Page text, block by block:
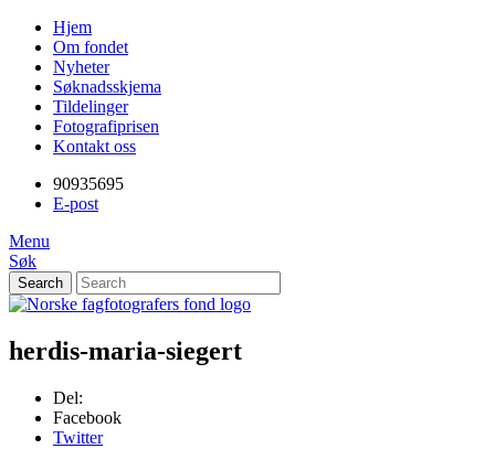
innholdet
Forstørre
skrift
Hold
Ctrl-
tasten
trykk
+
for
forstørre
-
for
forminske.
Mac:
Skip
content
Hjem
Om fondet
Nyheter
Søknadsskjema
Tildelinger
Fotografiprisen
Kontakt oss
90935695
E-post
Menu
Søk
Search
Norske
fagfotografers
fond
herdis-maria-siegert
Del:
Facebook
Twitter